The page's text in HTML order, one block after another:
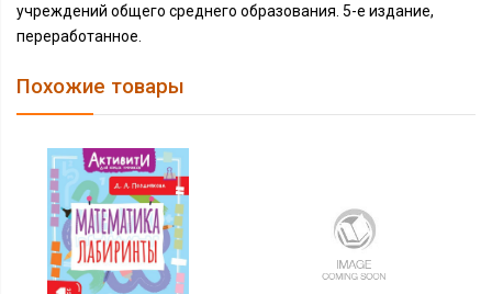
учреждений общего среднего образования. 5-е издание,
переработанное.
Похожие товары